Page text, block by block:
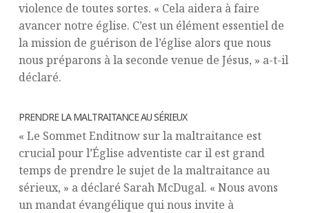
violence de toutes sortes. « Cela aidera à faire
avancer notre église. C’est un élément essentiel de
la mission de guérison de l’église alors que nous
nous préparons à la seconde venue de Jésus, » a-t-il
déclaré.
PRENDRE LA MALTRAITANCE AU SÉRIEUX
« Le Sommet Enditnow sur la maltraitance est
crucial pour l’Église adventiste car il est grand
temps de prendre le sujet de la maltraitance au
sérieux, » a déclaré Sarah McDugal. « Nous avons
un mandat évangélique qui nous invite à